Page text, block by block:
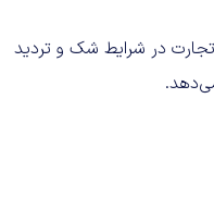
در شرایط شک و تردید